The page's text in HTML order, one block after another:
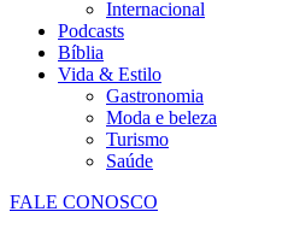
Internacional
Podcasts
Bíblia
Vida & Estilo
Gastronomia
Moda e beleza
Turismo
Saúde
FALE CONOSCO